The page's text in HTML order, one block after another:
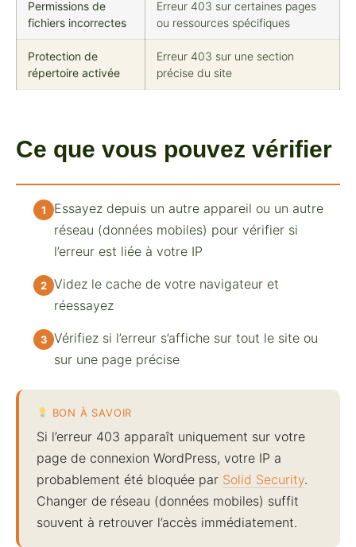
Permissions de
fichiers incorrectes
Erreur 403 sur certaines pages
ou ressources spécifiques
Protection de
répertoire activée
Erreur 403 sur une section
précise du site
Ce que vous pouvez vérifier
Essayez depuis un autre appareil ou un autre
réseau (données mobiles) pour vérifier si
l’erreur est liée à votre IP
Videz le cache de votre navigateur et
réessayez
Vérifiez si l’erreur s’affiche sur tout le site ou
sur une page précise
BON À SAVOIR
Si l’erreur 403 apparaît uniquement sur votre
page de connexion WordPress, votre IP a
probablement été bloquée par Solid Security.
Changer de réseau (données mobiles) suffit
souvent à retrouver l’accès immédiatement.